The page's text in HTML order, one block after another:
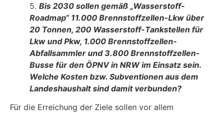
5. Bis 2030 sollen gemäß „Wasserstoff-
Roadmap“ 11.000 Brennstoffzellen-Lkw über
20 Tonnen, 200 Wasserstoff-Tankstellen für
Lkw und Pkw, 1.000 Brennstoffzellen-
Abfallsammler und 3.800 Brennstoffzellen-
Busse für den ÖPNV in NRW im Einsatz sein.
Welche Kosten bzw. Subventionen aus dem
Landeshaushalt sind damit ver­bunden?
Für die Erreichung der Ziele sollen vor allem